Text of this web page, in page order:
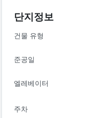
단지정보
건물 유형
준공일
엘레베이터
주차